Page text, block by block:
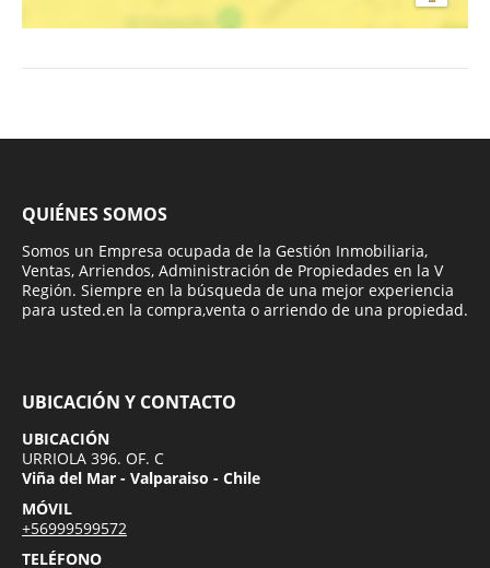
QUIÉNES SOMOS
Somos un Empresa ocupada de la Gestión Inmobiliaria,
Ventas, Arriendos, Administración de Propiedades en la V
Región. Siempre en la búsqueda de una mejor experiencia
para usted.en la compra,venta o arriendo de una propiedad.
UBICACIÓN Y CONTACTO
UBICACIÓN
URRIOLA 396. OF. C
Viña del Mar - Valparaiso - Chile
MÓVIL
+56999599572
TELÉFONO